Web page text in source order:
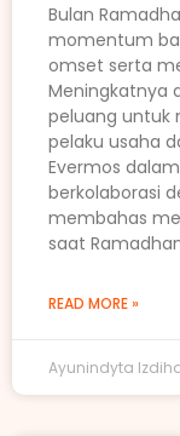
Bulan
momentum
omset serta
Meningkatnya
peluang untuk
pelaku usaha
Evermos
berkolaborasi
membahas
saat
READ MORE »
Ayunindyta